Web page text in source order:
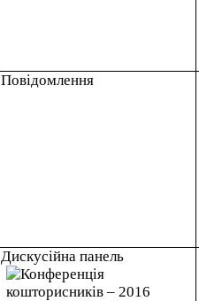
Повідомлення
Дискусійна панель